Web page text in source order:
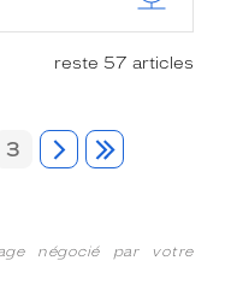
reste 57 articles
3
négocié par votre